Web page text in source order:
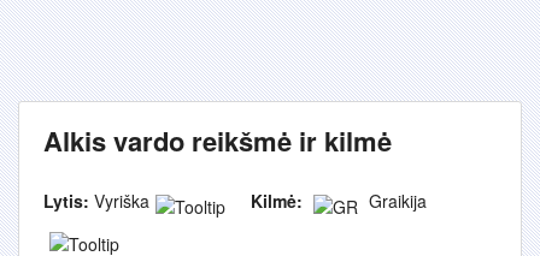
Alkis vardo reikšmė ir kilmė
Lytis: Vyriška Kilmė: Graikija